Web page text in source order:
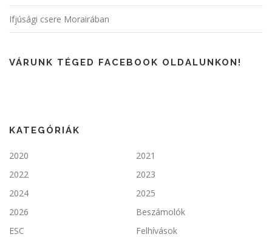
Ifjúsági csere Morairában
VÁRUNK TÉGED FACEBOOK OLDALUNKON!
KATEGÓRIÁK
2020
2021
2022
2023
2024
2025
2026
Beszámolók
ESC
Felhívások